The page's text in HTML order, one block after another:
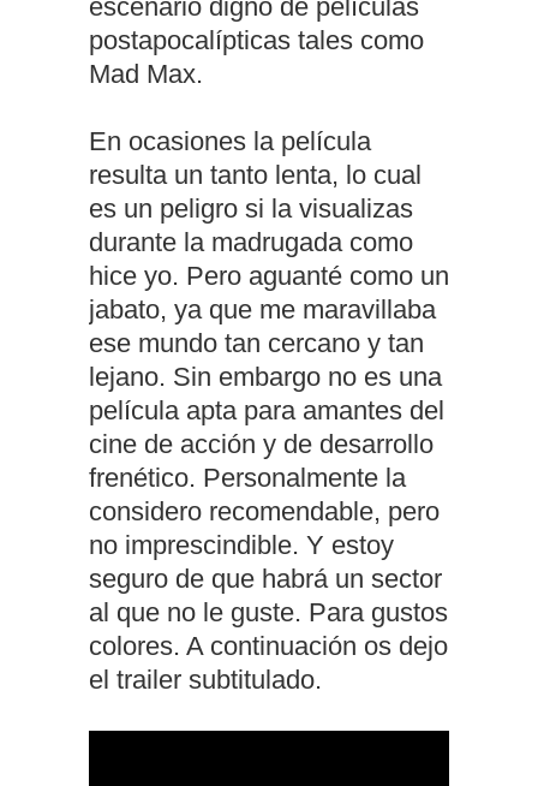
escenario digno de películas
postapocalípticas tales como
Mad Max.
En ocasiones la película
resulta un tanto lenta, lo cual
es un peligro si la visualizas
durante la madrugada como
hice yo. Pero aguanté como un
jabato, ya que me maravillaba
ese mundo tan cercano y tan
lejano. Sin embargo no es una
película apta para amantes del
cine de acción y de desarrollo
frenético. Personalmente la
considero recomendable, pero
no imprescindible. Y estoy
seguro de que habrá un sector
al que no le guste. Para gustos
colores. A continuación os dejo
el trailer subtitulado.